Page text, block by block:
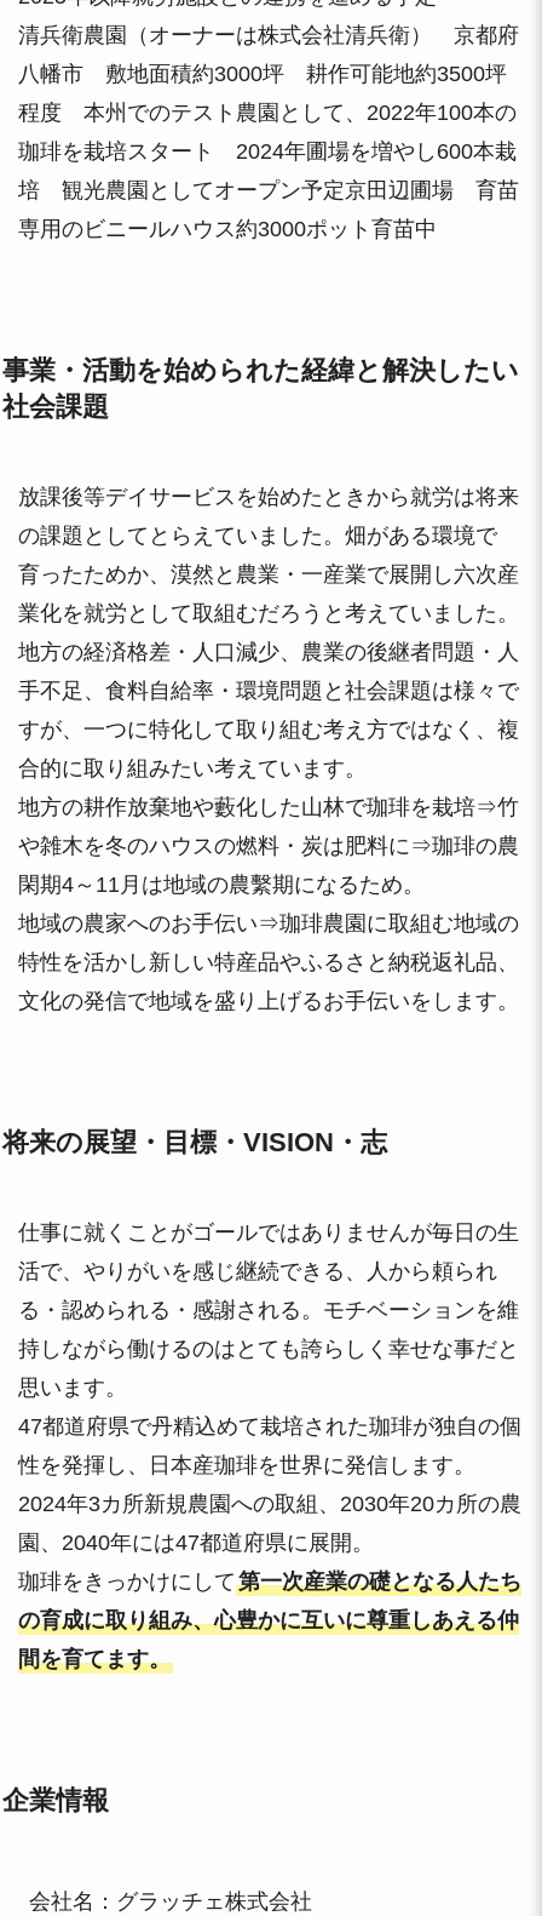
清兵衛農園（オーナーは株式会社清兵衛） 京都府
八幡市 敷地面積約3000坪 耕作可能地約3500坪
程度 本州でのテスト農園として、2022年100本の
珈琲を栽培スタート 2024年圃場を増やし600本栽
培 観光農園としてオープン予定京田辺圃場 育苗
専用のビニールハウス約3000ポット育苗中
事業・活動を始められた経緯と解決したい
社会課題
放課後等デイサービスを始めたときから就労は将来
の課題としてとらえていました。畑がある環境で
育ったためか、漠然と農業・一産業で展開し六次産
業化を就労として取組むだろうと考えていました。
地方の経済格差・人口減少、農業の後継者問題・人
手不足、食料自給率・環境問題と社会課題は様々で
すが、一つに特化して取り組む考え方ではなく、複
合的に取り組みたい考えています。
地方の耕作放棄地や藪化した山林で珈琲を栽培⇒竹
や雑木を冬のハウスの燃料・炭は肥料に⇒珈琲の農
閑期4～11月は地域の農繫期になるため。
地域の農家へのお手伝い⇒珈琲農園に取組む地域の
特性を活かし新しい特産品やふるさと納税返礼品、
文化の発信で地域を盛り上げるお手伝いをします。
将来の展望・目標・VISION・志
仕事に就くことがゴールではありませんが毎日の生
活で、やりがいを感じ継続できる、人から頼られ
る・認められる・感謝される。モチベーションを維
持しながら働けるのはとても誇らしく幸せな事だと
思います。
47都道府県で丹精込めて栽培された珈琲が独自の個
性を発揮し、日本産珈琲を世界に発信します。
2024年3カ所新規農園への取組、2030年20カ所の農
園、2040年には47都道府県に展開。
珈琲をきっかけにして第一次産業の礎となる人たち
の育成に取り組み、心豊かに互いに尊重しあえる仲
間を育てます。
企業情報
会社名：グラッチェ株式会社